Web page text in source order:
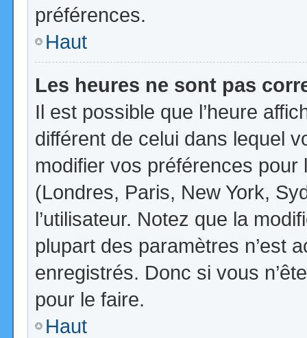
préférences.
Haut
Les heures ne sont pas
Il est possible que l’heure
différent de celui dans lequel
modifier vos préférences
(Londres, Paris, New York,
l’utilisateur. Notez que la
plupart des paramètres n’est
enregistrés. Donc si vous
pour le faire.
Haut